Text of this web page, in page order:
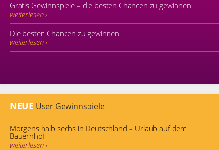
Gratis Gewinnspiele – die besten Chancen zu gewinnen
weiterlesen ›
Die besten Chancen zu gewinnen
weiterlesen ›
NEUE User Gewinnspiele
Morgens halb sechs in Deutschland – Urlaub auf dem
Bauernhof
weiterlesen ›